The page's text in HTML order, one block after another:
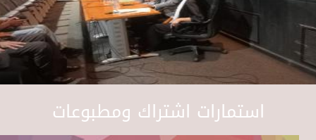
استمارات اشتراك ومطبوعات